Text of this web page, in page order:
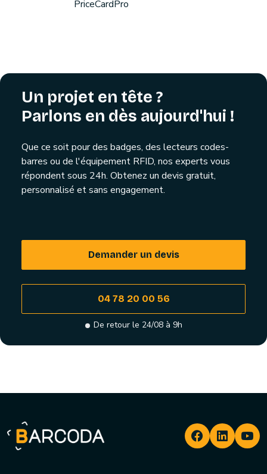
PriceCardPro
Un projet en tête ?
Parlons en dès aujourd'hui !
Que ce soit pour des badges, des lecteurs codes-
barres ou de l'équipement RFID, nos experts vous
répondent sous 24h. Obtenez un devis gratuit,
personnalisé et sans engagement.
Demander un devis
04 78 20 00 56
De retour le 24/08 à 9h